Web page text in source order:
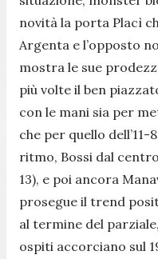
novità la porta Placì
Argenta e l’opposto
mostra le sue
più volte il ben
con le mani sia per
che per quello
ritmo, Bossi dal
13), e poi ancora
prosegue il trend
al termine del
ospiti accorciano sul